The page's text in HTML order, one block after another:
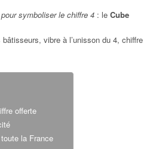
symboliser le chiffre 4 : le Cube
vibre à l’unisson du 4, chiffre
offerte
la France